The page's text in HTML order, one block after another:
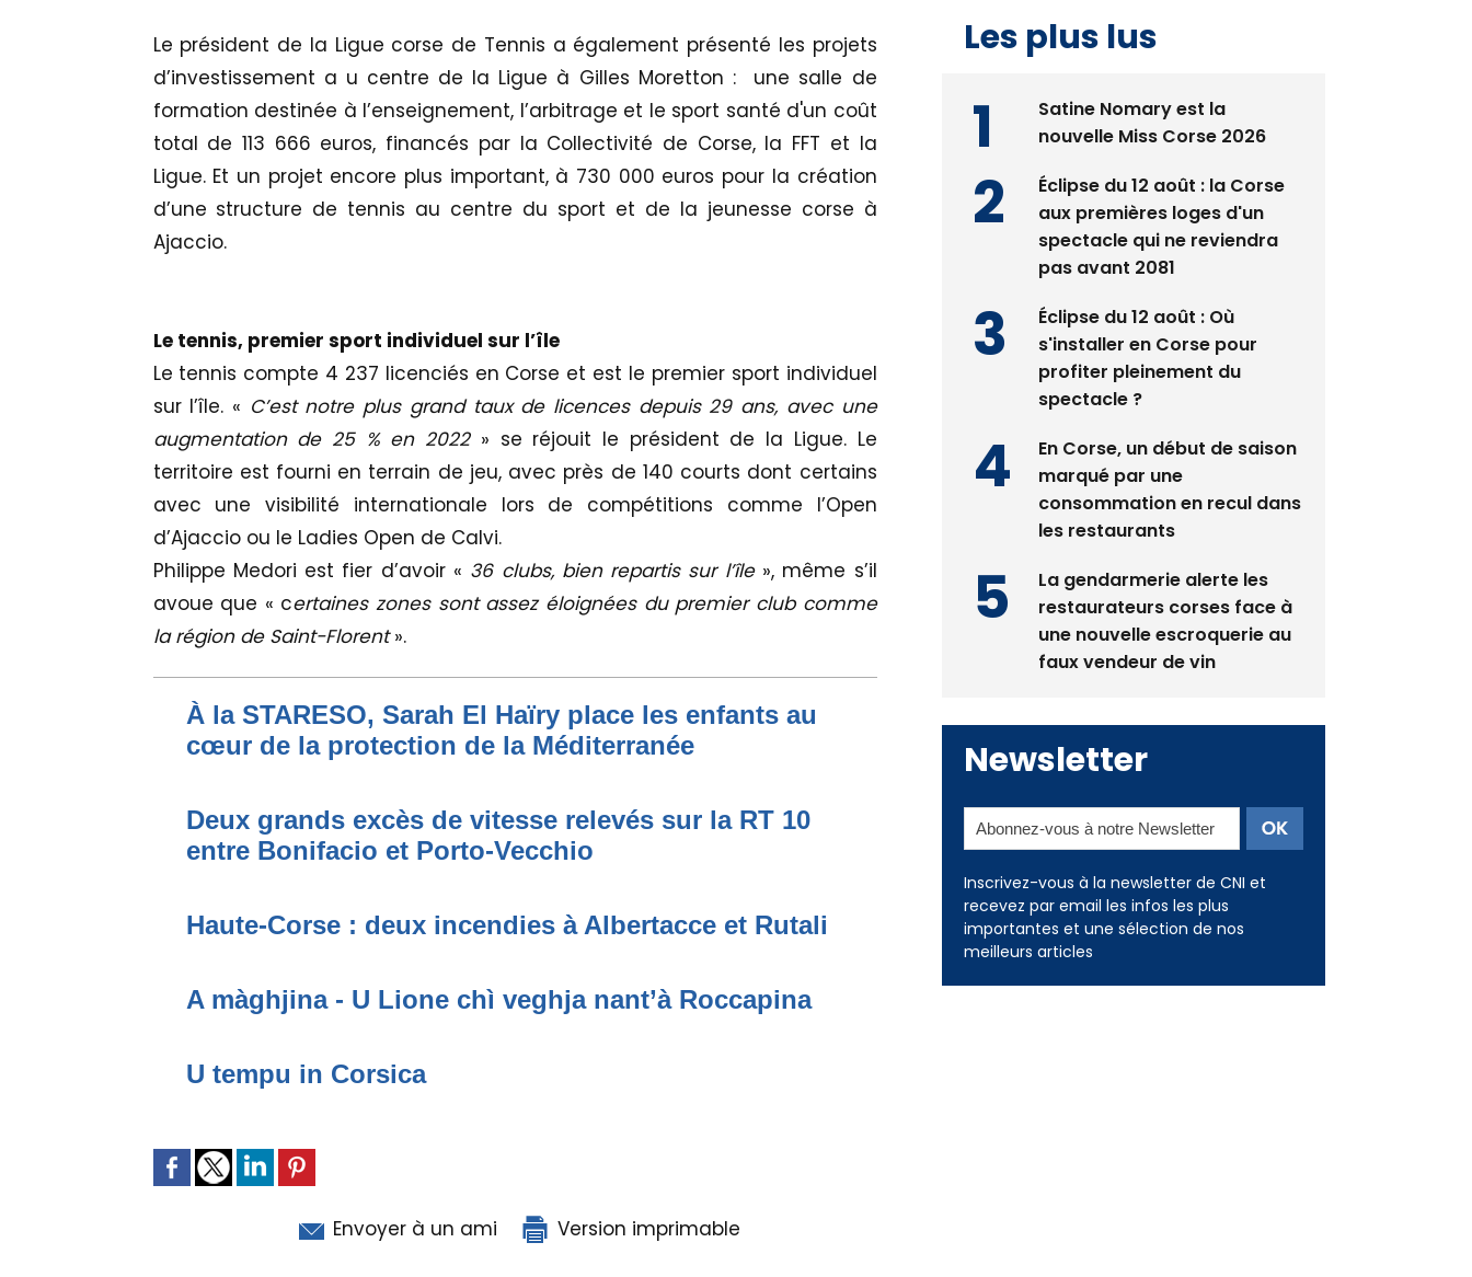
Le président de la Ligue corse de Tennis a également présenté les projets
d’investissement a u centre de la Ligue à Gilles Moretton : une salle de
formation destinée à l’enseignement, l’arbitrage et le sport santé d'un coût
total de 113 666 euros, financés par la Collectivité de Corse, la FFT et la
Ligue. Et un projet encore plus important, à 730 000 euros pour la création
d’une structure de tennis au centre du sport et de la jeunesse corse à
Ajaccio.
Le tennis, premier sport individuel sur l’île
Le tennis compte 4 237 licenciés en Corse et est le premier sport individuel
sur l’île. « C’est notre plus grand taux de licences depuis 29 ans, avec une
augmentation de 25 % en 2022 » se réjouit le président de la Ligue. Le
territoire est fourni en terrain de jeu, avec près de 140 courts dont certains
avec une visibilité internationale lors de compétitions comme l’Open
d’Ajaccio ou le Ladies Open de Calvi.
Philippe Medori est fier d’avoir « 36 clubs, bien repartis sur l’île », même s’il
avoue que « certaines zones sont assez éloignées du premier club comme
la région de Saint-Florent».
À la STARESO, Sarah El Haïry place les enfants au
cœur de la protection de la Méditerranée
Deux grands excès de vitesse relevés sur la RT 10
entre Bonifacio et Porto-Vecchio
Haute-Corse : deux incendies à Albertacce et Rutali
A màghjina - U Lione chì veghja nant’à Roccapina
U tempu in Corsica
Envoyer à un ami Version imprimable
Les plus lus
Satine Nomary est la
nouvelle Miss Corse 2026
Éclipse du 12 août : la Corse
aux premières loges d'un
spectacle qui ne reviendra
pas avant 2081
Éclipse du 12 août : Où
s'installer en Corse pour
profiter pleinement du
spectacle ?
En Corse, un début de saison
marqué par une
consommation en recul dans
les restaurants
La gendarmerie alerte les
restaurateurs corses face à
une nouvelle escroquerie au
faux vendeur de vin
Newsletter
Inscrivez-vous à la newsletter de CNI et
recevez par email les infos les plus
importantes et une sélection de nos
meilleurs articles